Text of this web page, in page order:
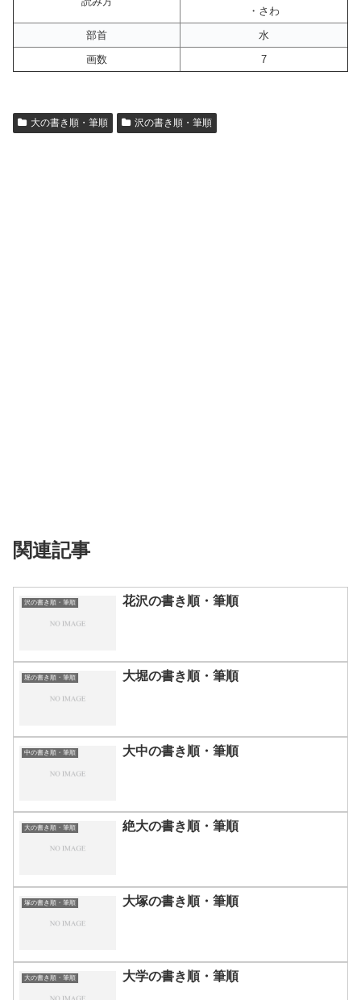
・さわ
部首
水
画数
7
大の書き順・筆順 沢の書き順・筆順
関連記事
沢の書き順・筆順 花沢の書き順・筆順
堀の書き順・筆順 大堀の書き順・筆順
中の書き順・筆順 大中の書き順・筆順
大の書き順・筆順 絶大の書き順・筆順
塚の書き順・筆順 大塚の書き順・筆順
大の書き順・筆順 大学の書き順・筆順